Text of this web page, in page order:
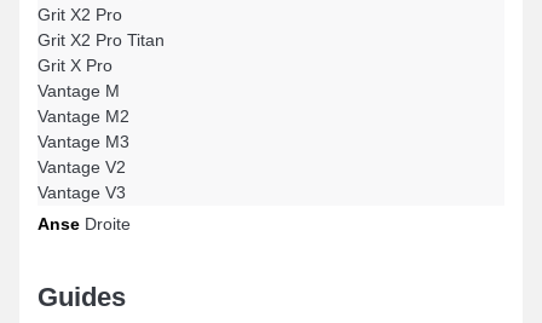
Grit X2 Pro
Grit X2 Pro Titan
Grit X Pro
Vantage M
Vantage M2
Vantage M3
Vantage V2
Vantage V3
Anse Droite
Guides